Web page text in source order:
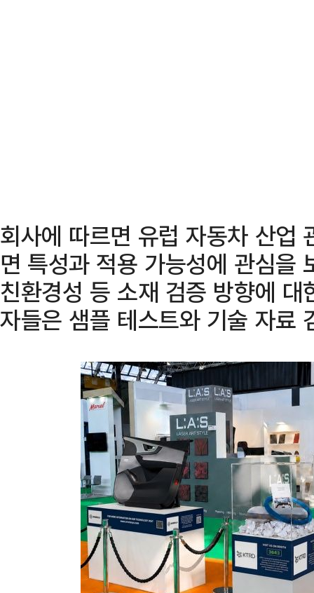
회사에 따르면 유럽 자동차 산업
면 특성과 적용 가능성에 관심을
친환경성 등 소재 검증 방향에
자들은 샘플 테스트와 기술 자료